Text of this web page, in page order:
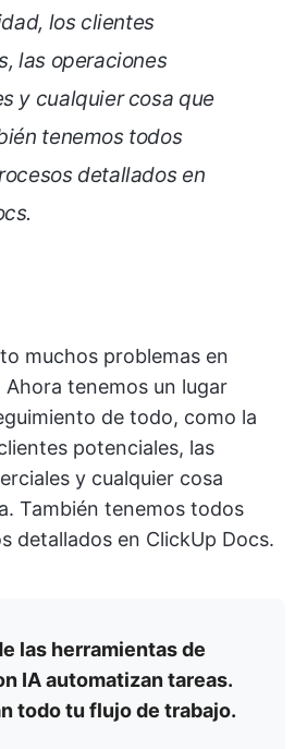
los clientes
las operaciones
y cualquier cosa que
tenemos todos
detallados en
muchos problemas en
Ahora tenemos un lugar
de todo, como la
potenciales, las
y cualquier cosa
También tenemos todos
detallados en ClickUp Docs.
las herramientas de
IA automatizan tareas.
todo tu flujo de trabajo.